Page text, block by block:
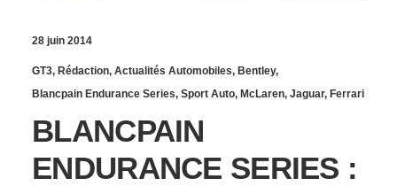
28 juin 2014
GT3, Rédaction, Actualités Automobiles, Bentley,
Blancpain Endurance Series, Sport Auto, McLaren, Jaguar, Ferrari
BLANCPAIN
ENDURANCE SERIES :